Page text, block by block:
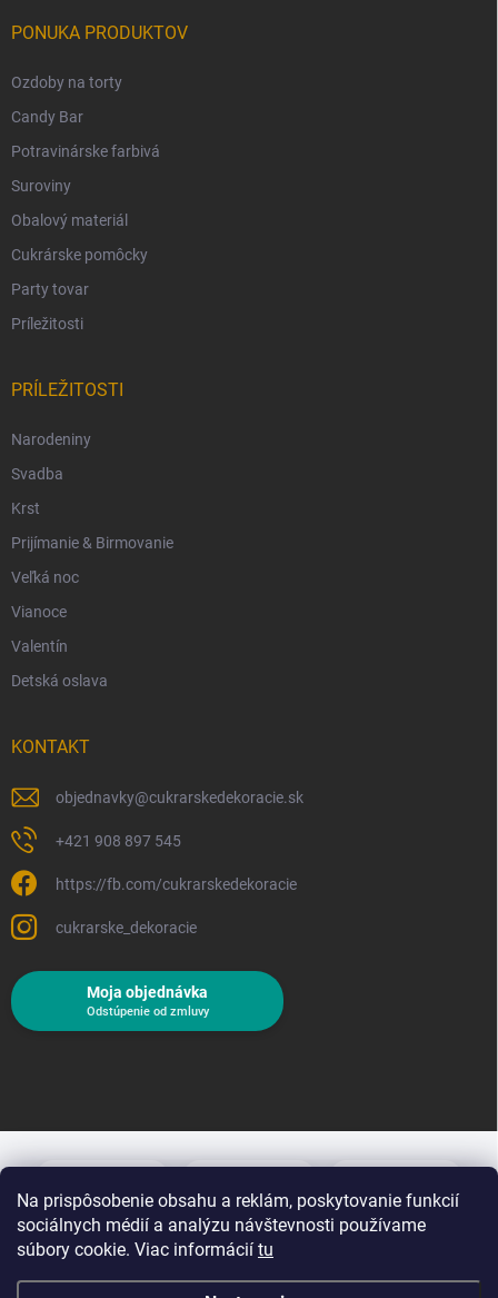
Na prispôsobenie obsahu a reklám, poskytovanie funkcií
sociálnych médií a analýzu návštevnosti používame
súbory cookie. Viac informácií tu
PONUKA PRODUKTOV
Ozdoby na torty
Candy Bar
Potravinárske farbivá
Suroviny
Obalový materiál
Cukrárske pomôcky
Party tovar
Príležitosti
PRÍLEŽITOSTI
Narodeniny
Svadba
Krst
Prijímanie & Birmovanie
Veľká noc
Vianoce
Valentín
Detská oslava
KONTAKT
objednavky@cukrarskedekoracie.sk
+421 908 897 545
https://fb.com/cukrarskedekoracie
cukrarske_dekoracie
Moja objednávka
Odstúpenie od zmluvy